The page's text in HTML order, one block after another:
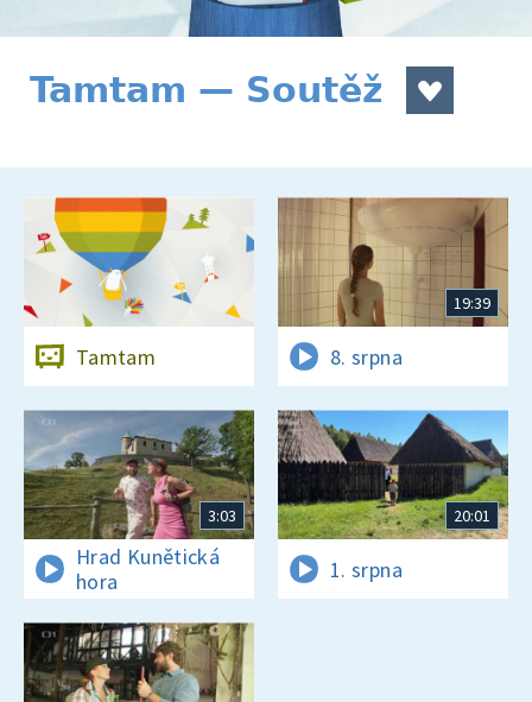
Tamtam — Soutěž
Tamtam
19:39
8. srpna
3:03
Hrad Kunětická
hora
20:01
1. srpna